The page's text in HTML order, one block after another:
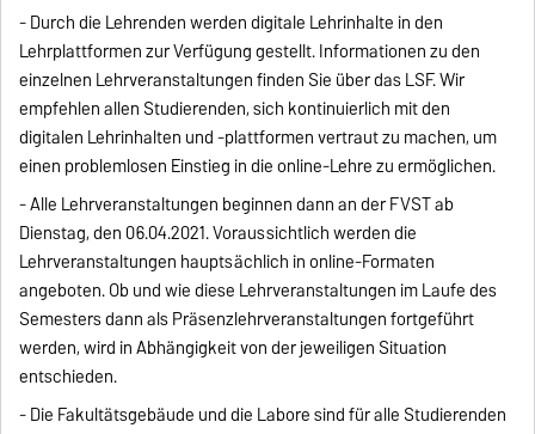
‐ Durch die Lehrenden werden digitale Lehrinhalte in den
Lehrplattformen zur Verfügung gestellt. Informationen zu den
einzelnen Lehrveranstaltungen finden Sie über das LSF. Wir
empfehlen allen Studierenden, sich kontinuierlich mit den
digitalen Lehrinhalten und -plattformen vertraut zu machen, um
einen problemlosen Einstieg in die online-Lehre zu ermöglichen.
‐ Alle Lehrveranstaltungen beginnen dann an der FVST ab
Dienstag, den 06.04.2021. Voraussichtlich werden die
Lehrveranstaltungen hauptsächlich in online-Formaten
angeboten. Ob und wie diese Lehrveranstaltungen im Laufe des
Semesters dann als Präsenzlehrveranstaltungen fortgeführt
werden, wird in Abhängigkeit von der jeweiligen Situation
entschieden.
‐ Die Fakultätsgebäude und die Labore sind für alle Studierenden